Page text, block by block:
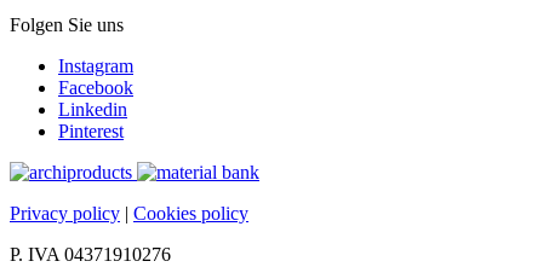
Folgen Sie uns
Instagram
Facebook
Linkedin
Pinterest
Privacy policy | Cookies policy
P. IVA 04371910276